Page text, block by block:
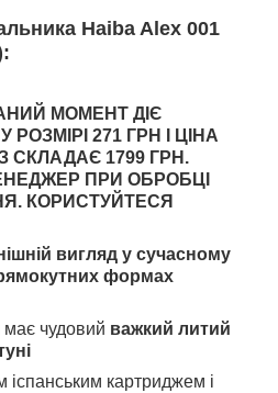
Haiba Alex 001
МОМЕНТ ДІЄ
271 ГРН І ЦІНА
СКЛАДАЄ 1799 ГРН.
ПРИ ОБРОБЦІ
КОРИСТУЙТЕСЯ
вигляд у сучасному
формах
чудовий важкий литий
іспанським картриджем і